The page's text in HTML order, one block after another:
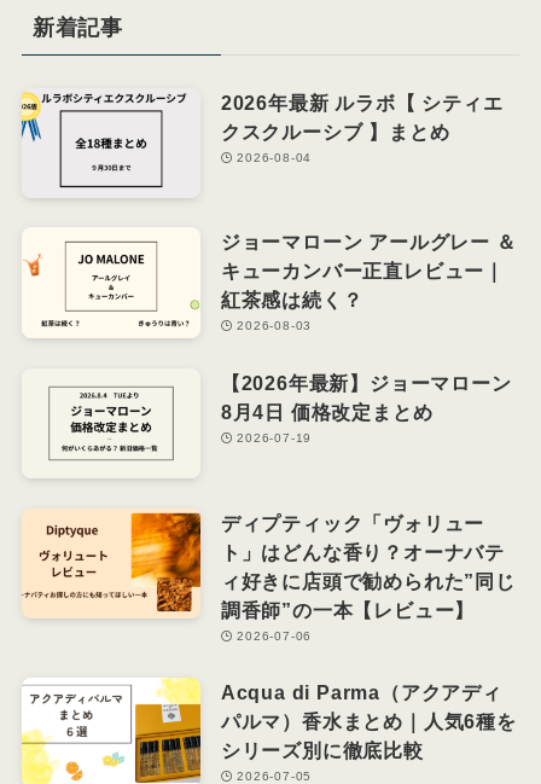
新着記事
2026年最新 ルラボ【 シティエ
クスクルーシブ 】まとめ
2026-08-04
ジョーマローン アールグレー ＆
キューカンバー正直レビュー｜
紅茶感は続く？
2026-08-03
【2026年最新】ジョーマローン
8月4日 価格改定まとめ
2026-07-19
ディプティック「ヴォリュー
ト」はどんな香り？オーナバテ
ィ好きに店頭で勧められた”同じ
調香師”の一本【レビュー】
2026-07-06
Acqua di Parma（アクアディ
パルマ）香水まとめ｜人気6種を
シリーズ別に徹底比較
2026-07-05